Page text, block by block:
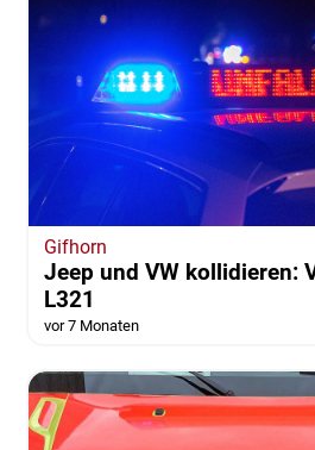
Gifhorn
Jeep und VW kollidieren:
L321
vor 7 Monaten